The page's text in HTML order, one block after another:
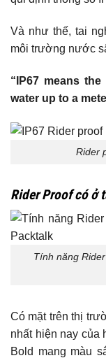
Và như thế, tai
môi trường nước
“I P67 means
water up to a
Rider
Rider Proof có ở
Tính năng
Có mặt trên thị
nhất hiện nay của
Bold mang màu